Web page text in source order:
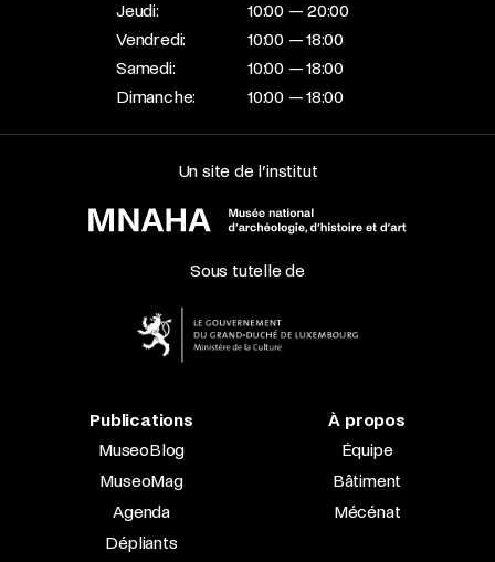
Jeudi:
10:00 — 20:00
Vendredi:
10:00 — 18:00
Samedi:
10:00 — 18:00
Dimanche:
10:00 — 18:00
Un site de l’institut
Sous tutelle de
Publications
MuseoBlog
MuseoMag
Agenda
Dépliants
À propos
Équipe
Bâtiment
Mécénat